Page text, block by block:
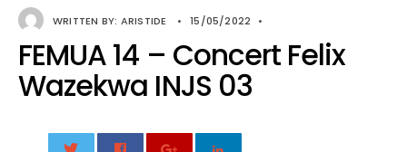
WRITTEN BY: ARISTIDE • 15/05/2022 •
FEMUA 14 – Concert Felix
Wazekwa INJS 03